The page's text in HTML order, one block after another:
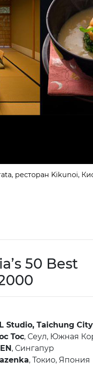
sook, ресторан
50 Best
Studio, Taichung City
Toc, Сеул, Южная
, Сингапур
, Токио, Япония